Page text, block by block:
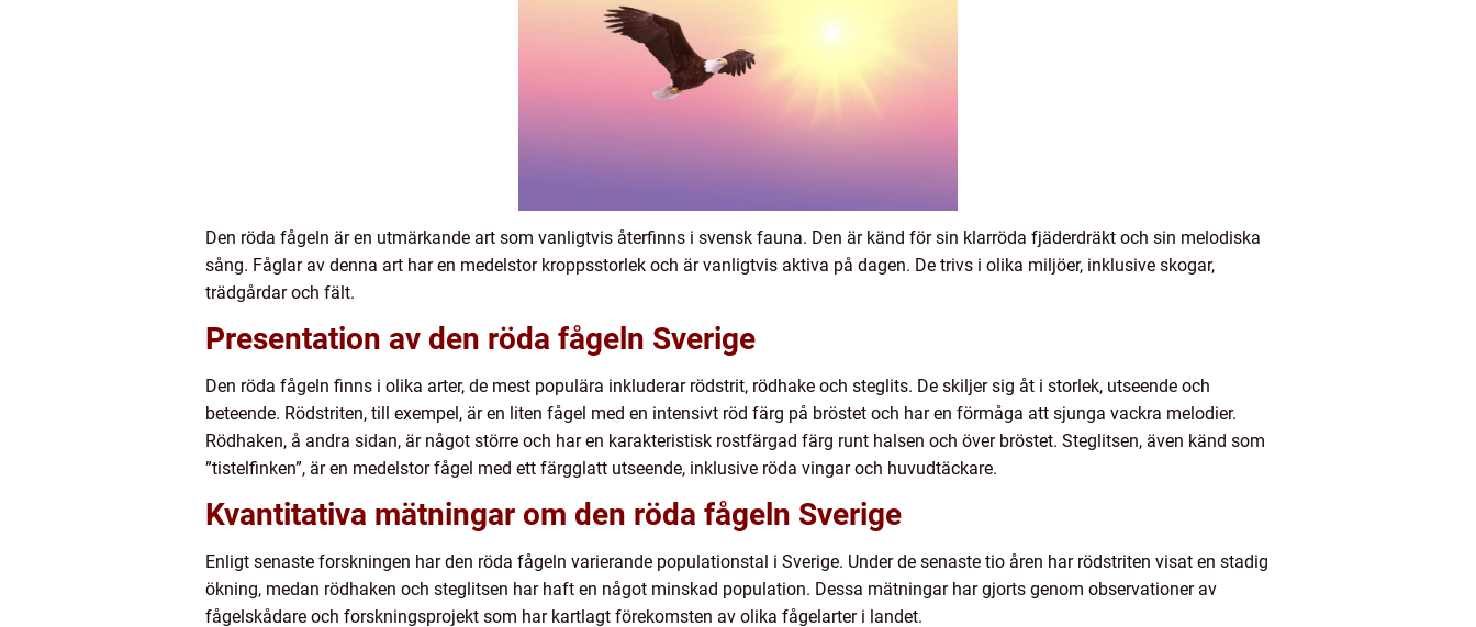
Den röda fågeln är en utmärkande art som vanligtvis återfinns i svensk fauna. Den är känd för sin klarröda fjäderdräkt och sin melodiska
sång. Fåglar av denna art har en medelstor kroppsstorlek och är vanligtvis aktiva på dagen. De trivs i olika miljöer, inklusive skogar,
trädgårdar och fält.
Presentation av den röda fågeln Sverige
Den röda fågeln finns i olika arter, de mest populära inkluderar rödstrit, rödhake och steglits. De skiljer sig åt i storlek, utseende och
beteende. Rödstriten, till exempel, är en liten fågel med en intensivt röd färg på bröstet och har en förmåga att sjunga vackra melodier.
Rödhaken, å andra sidan, är något större och har en karakteristisk rostfärgad färg runt halsen och över bröstet. Steglitsen, även känd som
”tistelfinken”, är en medelstor fågel med ett färgglatt utseende, inklusive röda vingar och huvudtäckare.
Kvantitativa mätningar om den röda fågeln Sverige
Enligt senaste forskningen har den röda fågeln varierande populationstal i Sverige. Under de senaste tio åren har rödstriten visat en stadig
ökning, medan rödhaken och steglitsen har haft en något minskad population. Dessa mätningar har gjorts genom observationer av
fågelskådare och forskningsprojekt som har kartlagt förekomsten av olika fågelarter i landet.